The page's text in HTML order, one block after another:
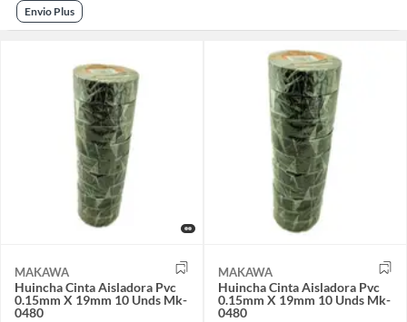
Envio Plus
MAKAWA
Huincha Cinta Aisladora Pvc
0.15mm X 19mm 10 Unds Mk-
0480
MAKAWA
Huincha Cinta Aisladora Pvc
0.15mm X 19mm 10 Unds Mk-
0480